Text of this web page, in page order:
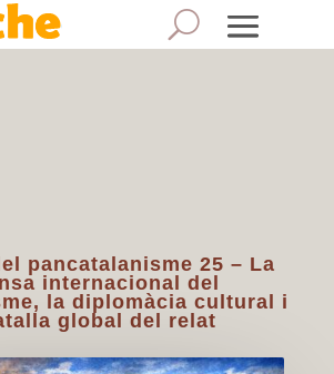
pancatalanisme 25 – La
internacional del
la diplomàcia cultural i
global del relat